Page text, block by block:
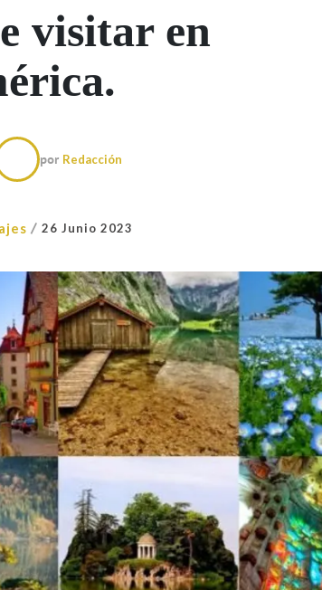
visitar en
por Redacción
/ 26 Junio 2023